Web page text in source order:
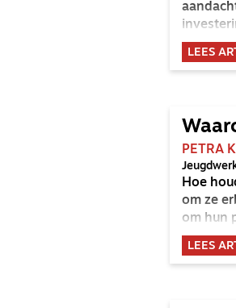
LEES
PETRA
Hoe
om ze
om hun
LEES